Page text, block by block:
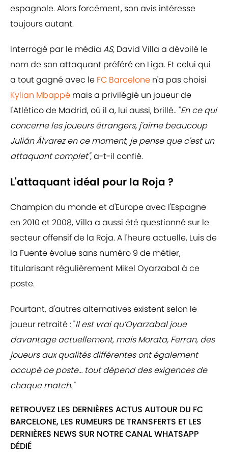
espagnole. Alors forcément, son avis intéresse
toujours autant.
Interrogé par le média AS, David Villa a dévoilé le
nom de son attaquant préféré en Liga. Et celui qui
a tout gagné avec le FC Barcelone n'a pas choisi
Kylian Mbappé mais a privilégié un joueur de
l'Atlético de Madrid, où il a, lui aussi, brillé.. "En ce qui
concerne les joueurs étrangers, j'aime beaucoup
Julián Álvarez en ce moment, je pense que c'est un
attaquant complet",a-t-il confié.
L'attaquant idéal pour la Roja ?
Champion du monde et d'Europe avec l'Espagne
en 2010 et 2008, Villa a aussi été questionné sur le
secteur offensif de la Roja. A l'heure actuelle, Luis de
la Fuente évolue sans numéro 9 de métier,
titularisant régulièrement Mikel Oyarzabal à ce
poste.
Pourtant, d'autres alternatives existent selon le
joueur retraité : "Il est vrai qu’Oyarzabal joue
davantage actuellement, mais Morata, Ferran, des
joueurs aux qualités différentes ont également
occupé ce poste… tout dépend des exigences de
chaque match."
RETROUVEZ LES DERNIÈRES ACTUS AUTOUR DU FC
BARCELONE, LES RUMEURS DE TRANSFERTS ET LES
DERNIÈRES NEWS SUR NOTRE CANAL WHATSAPP
DÉDIÉ